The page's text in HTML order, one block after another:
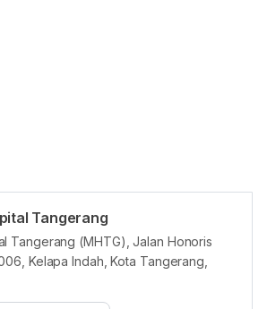
Tangerang
Tangerang (MHTG), Jalan Honoris
Kelapa Indah, Kota Tangerang,09:00 - 17:00